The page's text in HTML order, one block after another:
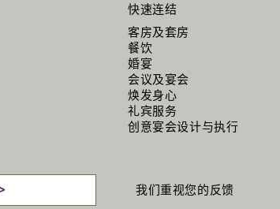
快速连结
客房及套房
餐饮
婚宴
会议及宴会
焕发身心
礼宾服务
创意宴会设计与执行
我们重视您的反馈